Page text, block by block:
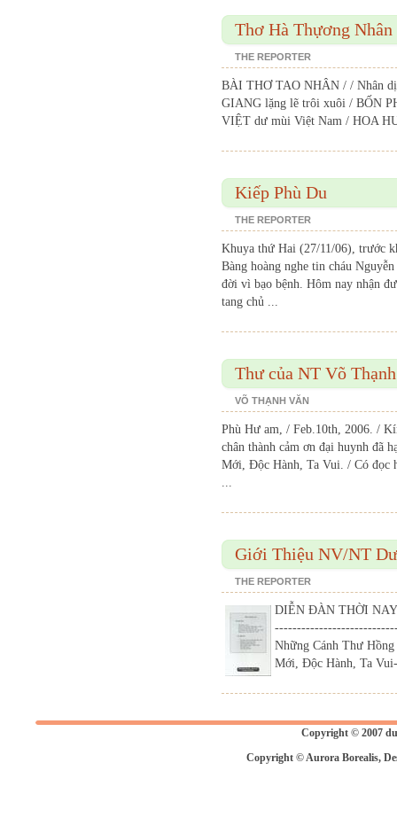
Thơ Hà Thựơng Nhân
THE REPORTER
BÀI THƠ TAO NHÂN / / Nhân
GIANG lặng lẽ trôi xuôi / BỐN
VIỆT dư mùi Việt Nam / HOA
Kiếp Phù Du
THE REPORTER
Khuya thứ Hai (27/11/06), trước
Bàng hoàng nghe tin cháu
đời vì bạo bệnh. Hôm nay nhận
tang chủ ...
Thư của NT Võ
VÕ THẠNH VĂN
Phù Hư am, / Feb.10th, 2006. /
chân thành cảm ơn đại huynh đã
Mới, Độc Hành, Ta Vui. / Có đọc
...
Giới Thiệu NV/NT
THE REPORTER
DIỄN ĐÀN THỜI
Những Cánh Thư
Mới, Độc Hành, Ta
Copyright © 2007
Copyright © Aurora Borealis,